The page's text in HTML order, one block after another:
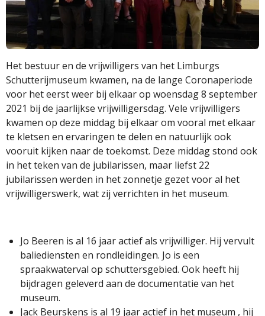
Het bestuur en de vrijwilligers van het Limburgs
Schutterijmuseum kwamen, na de lange Coronaperiode
voor het eerst weer bij elkaar op woensdag 8 september
2021 bij de jaarlijkse vrijwilligersdag. Vele vrijwilligers
kwamen op deze middag bij elkaar om vooral met elkaar
te kletsen en ervaringen te delen en natuurlijk ook
vooruit kijken naar de toekomst. Deze middag stond ook
in het teken van de jubilarissen, maar liefst 22
jubilarissen werden in het zonnetje gezet voor al het
vrijwilligerswerk, wat zij verrichten in het museum.
Jo Beeren is al 16 jaar actief als vrijwilliger. Hij vervult
baliediensten en rondleidingen. Jo is een
spraakwaterval op schuttersgebied. Ook heeft hij
bijdragen geleverd aan de documentatie van het
museum.
Jack Beurskens is al 19 jaar actief in het museum , hij